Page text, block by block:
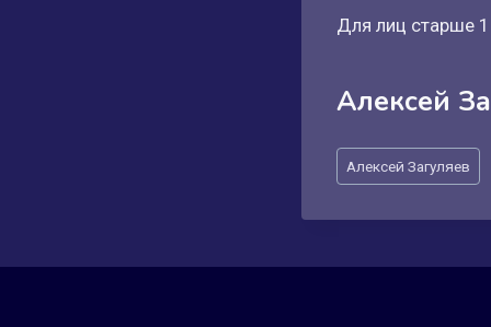
Для лиц старше
Алексей
Метки
записи:
Алексей Загуляев